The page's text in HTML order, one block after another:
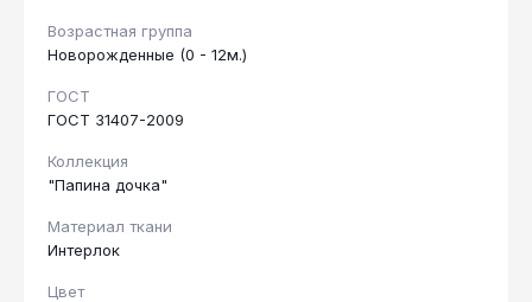
Возрастная группа
Новорожденные (0 - 12м.)
ГОСТ
ГОСТ 31407-2009
Коллекция
"Папина дочка"
Материал ткани
Интерлок
Цвет